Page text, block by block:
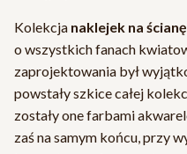
Kolekcja naklejek na
o wszystkich fanach
zaprojektowania był
powstały szkice całej
zostały one farbami
zaś na samym końcu, przy